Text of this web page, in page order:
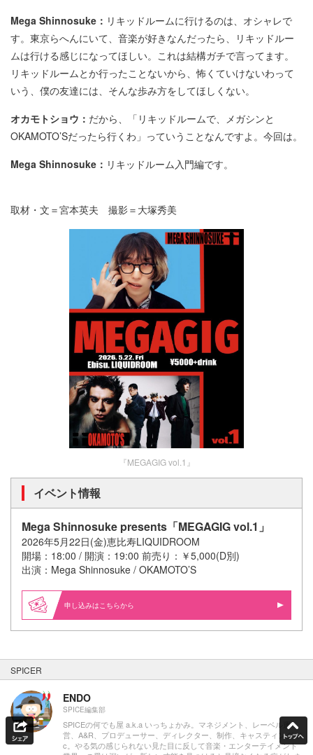
Mega Shinnosuke： リキッドルームに行けるのは、オシャレで
す。東京らへんにいて、音楽が好きなんだったら、リキッドルー
ムは行ける感じになってほしい。これは結構ガチで言ってます。
リキッドルームとか行ったことないから、怖くていけないわって
いう、僕の友達には、そんな歩み方をしてほしくない。
オカモトショウ： だから、「リキッドルームで、メガシンと
OKAMOTO’Sだったら行くわ」っていうことなんですよ。今回は。
Mega Shinnosuke： リキッドルーム入門編です。
取材・文＝宮本英夫 撮影＝大塚秀美
『MEGAGIG vol.1』
イベント情報
Mega Shinnosuke presents「MEGAGIG vol.1」
2026年5月22日(金)恵比寿LIQUIDROOM
開場：18:00 / 開演：19:00 前売り：￥5,000(D別)
出演：Mega Shinnosuke / OKAMOTO’S
申し込みはこちらから
SPICER
ENDO
SPICE編集部
SPICEの何でも屋 a.k.a いっちょかみ。マネジメント、レーベル運
営、A&R、プロデューサー、ディレクター、制作、キャスティング et
c。やる気の感じられない見た目に反して音楽・エンターテイメント